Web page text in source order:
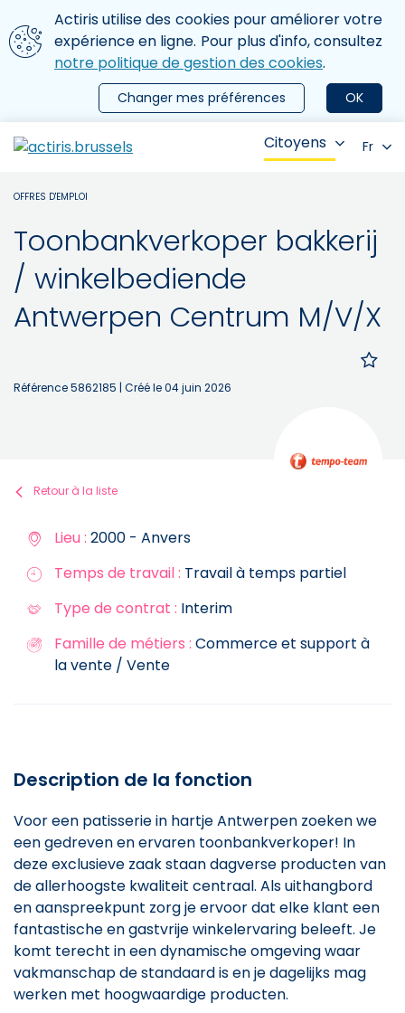
Aller au contenu principal
Nous utilisons des cookies
Actiris utilise des cookies pour améliorer votre
expérience en ligne. Pour plus d'info, consultez
notre politique de gestion des cookies.
OK
Changer mes préférences
le menu
Citoyens Fr
OFFRES D'EMPLOI
Toonbankverkoper bakkerij
/ winkelbediende
Antwerpen Centrum M/V/X
Référence 5862185 | Créé le 04 juin 2026
Retour à la liste
Lieu : 2000 - Anvers
Temps de travail : Travail à temps partiel
Type de contrat : Interim
Famille de métiers : Commerce et support à
la vente / Vente
Description de la fonction
Voor een patisserie in hartje Antwerpen zoeken we
een gedreven en ervaren toonbankverkoper! In
deze exclusieve zaak staan dagverse producten van
de allerhoogste kwaliteit centraal. Als uithangbord
en aanspreekpunt zorg je ervoor dat elke klant een
fantastische en gastvrije winkelervaring beleeft. Je
komt terecht in een dynamische omgeving waar
vakmanschap de standaard is en je dagelijks mag
werken met hoogwaardige producten.